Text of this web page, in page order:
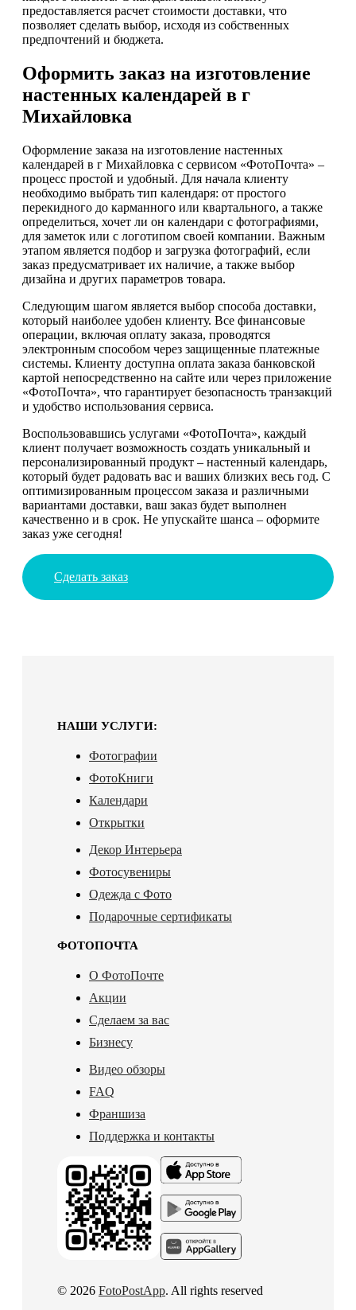
предоставляется расчет стоимости доставки, что
позволяет сделать выбор, исходя из собственных
предпочтений и бюджета.
Оформить заказ на изготовление
настенных календарей в г
Михайловка
Оформление заказа на изготовление настенных
календарей в г Михайловка с сервисом «ФотоПочта» –
процесс простой и удобный. Для начала клиенту
необходимо выбрать тип календаря: от простого
перекидного до карманного или квартального, а также
определиться, хочет ли он календари с фотографиями,
для заметок или с логотипом своей компании. Важным
этапом является подбор и загрузка фотографий, если
заказ предусматривает их наличие, а также выбор
дизайна и других параметров товара.
Следующим шагом является выбор способа доставки,
который наиболее удобен клиенту. Все финансовые
операции, включая оплату заказа, проводятся
электронным способом через защищенные платежные
системы. Клиенту доступна оплата заказа банковской
картой непосредственно на сайте или через приложение
«ФотоПочта», что гарантирует безопасность транзакций
и удобство использования сервиса.
Воспользовавшись услугами «ФотоПочта», каждый
клиент получает возможность создать уникальный и
персонализированный продукт – настенный календарь,
который будет радовать вас и ваших близких весь год. С
оптимизированным процессом заказа и различными
вариантами доставки, ваш заказ будет выполнен
качественно и в срок. Не упускайте шанса – оформите
заказ уже сегодня!
Сделать заказ
НАШИ УСЛУГИ:
Фотографии
ФотоКниги
Календари
Открытки
Декор Интерьера
Фотосувениры
Одежда с Фото
Подарочные сертификаты
ФОТОПОЧТА
О ФотоПочте
Акции
Сделаем за вас
Бизнесу
Видео обзоры
FAQ
Франшиза
Поддержка и контакты
© 2026 FotoPostApp. All rights reserved